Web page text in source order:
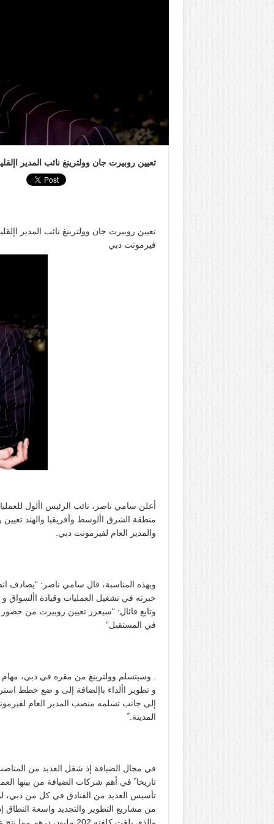
تعيين روبيرت جان وولترينغ نائب المدير
تعيين روبيرت جان وولترينغ نائب المدير
فيرمونت دبي
أعلن سامي ناصر، نائب الرئيس األول
منطقة الشرق األوسط وأفريقيا والهند
والمدير العام لفيرمونت دبي.
وبهذه المناسبة، قال سامي ناصر: “يصادف
خبرته في تشغيل العمليات وقيادة
وتابع قائال: “سيعزز تعيين روبيرت من حضور
في المستقبل”
. وسيتسلم وولترينغ من مقره في دبي،
و تطوير األداء باإلضافة إلى و ضع خطط
إلى جانب تسلمه منصب المدير العام
المدينة. ً
تأسيس العديد من الفنادق في كل من دبي،
من مشاريع التطوير والتجديد واسعة